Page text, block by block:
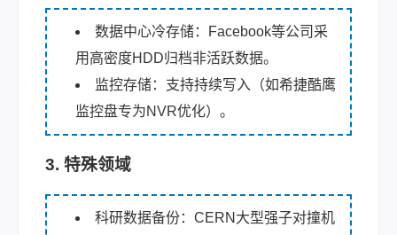
数据中心冷存储：Facebook等公司采
用高密度HDD归档非活跃数据。
监控存储：支持持续写入（如希捷酷鹰
监控盘专为NVR优化）。
3. 特殊领域
科研数据备份：CERN大型强子对撞机